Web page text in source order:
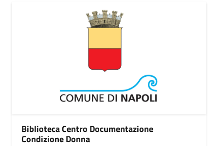
Biblioteca Centro Documentazione
Condizione Donna